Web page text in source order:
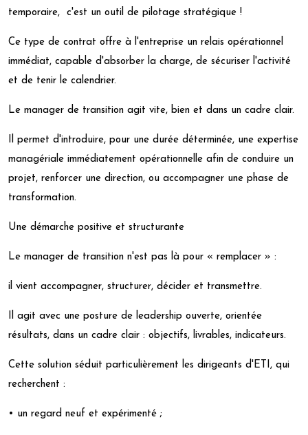
temporaire, c'est un outil de pilotage stratégique !
Ce type de contrat offre à l'entreprise un relais opérationnel
immédiat, capable d'absorber la charge, de sécuriser l'activité
et de tenir le calendrier.
Le manager de transition agit vite, bien et dans un cadre clair.
Il permet d'introduire, pour une durée déterminée, une expertise
managériale immédiatement opérationnelle afin de conduire un
projet, renforcer une direction, ou accompagner une phase de
transformation.
Une démarche positive et structurante
Le manager de transition n'est pas là pour « remplacer » :
il vient accompagner, structurer, décider et transmettre.
Il agit avec une posture de leadership ouverte, orientée
résultats, dans un cadre clair : objectifs, livrables, indicateurs.
Cette solution séduit particulièrement les dirigeants d'ETI, qui
recherchent :
• un regard neuf et expérimenté ;